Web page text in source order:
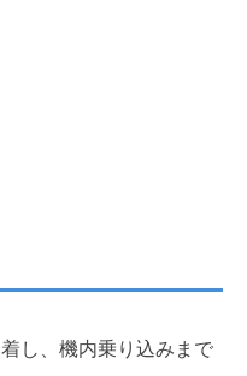
し、機内乗り込みまで